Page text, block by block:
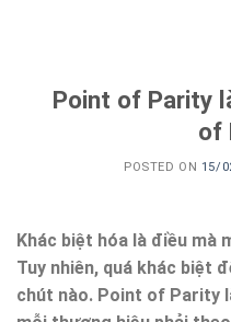
Point of Parity
of
POSTED ON 15/
Khác biệt hóa là điều mà
Tuy nhiên, quá khác biệt
chút nào. Point of Parity